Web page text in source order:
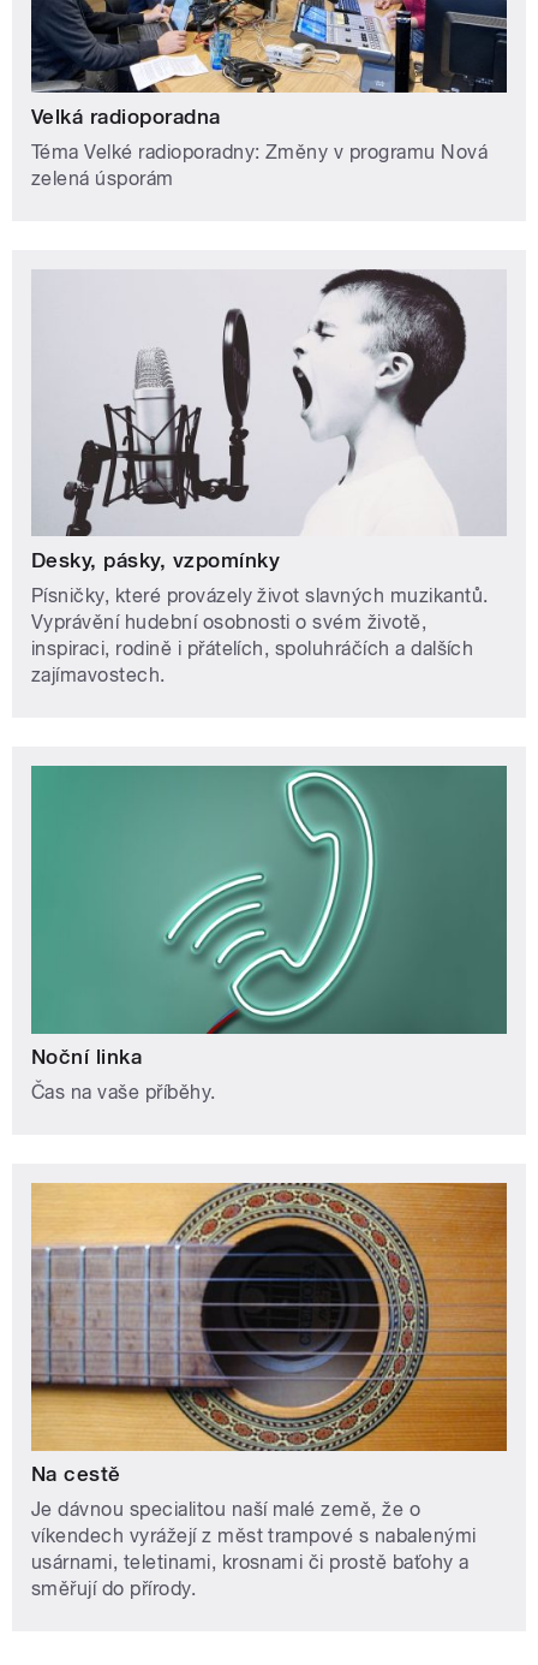
Velká radioporadna
Téma Velké radioporadny: Změny v programu Nová
zelená úsporám
Desky, pásky, vzpomínky
Písničky, které provázely život slavných muzikantů.
Vyprávění hudební osobnosti o svém životě,
inspiraci, rodině i přátelích, spoluhráčích a dalších
zajímavostech.
Noční linka
Čas na vaše příběhy.
Na cestě
Je dávnou specialitou naší malé země, že o
víkendech vyrážejí z měst trampové s nabalenými
usárnami, teletinami, krosnami či prostě baťohy a
směřují do přírody.